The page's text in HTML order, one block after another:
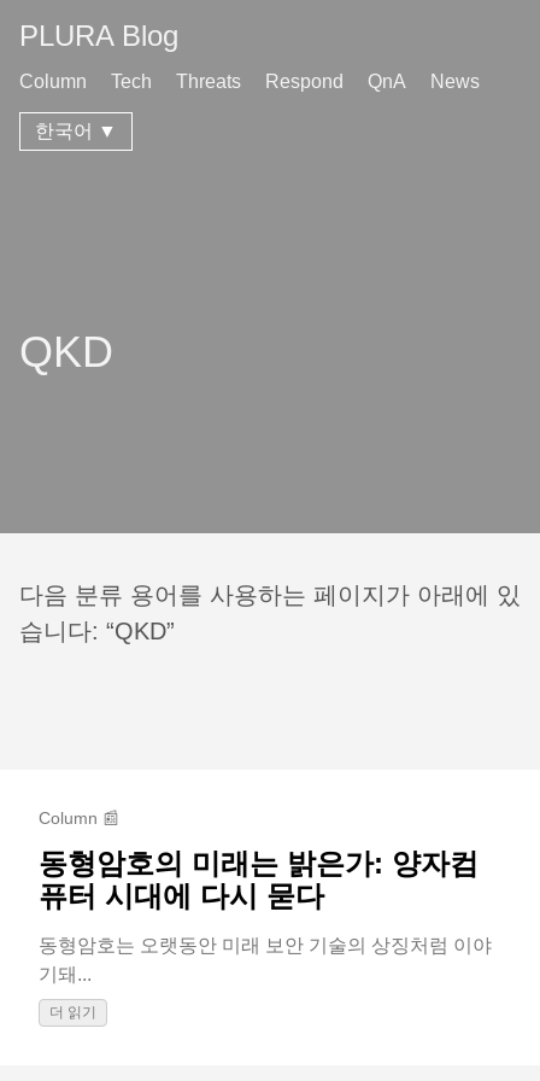
PLURA Blog
Column Tech Threats Respond QnA News
한국어 ▼
QKD
다음 분류 용어를 사용하는 페이지가 아래에 있
습니다: “QKD”
Column 📰
동형암호의 미래는 밝은가: 양자컴
퓨터 시대에 다시 묻다
동형암호는 오랫동안 미래 보안 기술의 상징처럼 이야
기돼...
더 읽기